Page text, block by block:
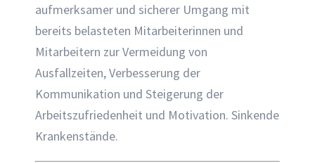
aufmerksamer und sicherer Umgang mit
bereits belasteten Mitarbeiterinnen und
Mitarbeitern zur Vermeidung von
Ausfallzeiten, Verbesserung der
Kommunikation und Steigerung der
Arbeitszufriedenheit und Motivation. Sinkende
Krankenstände.